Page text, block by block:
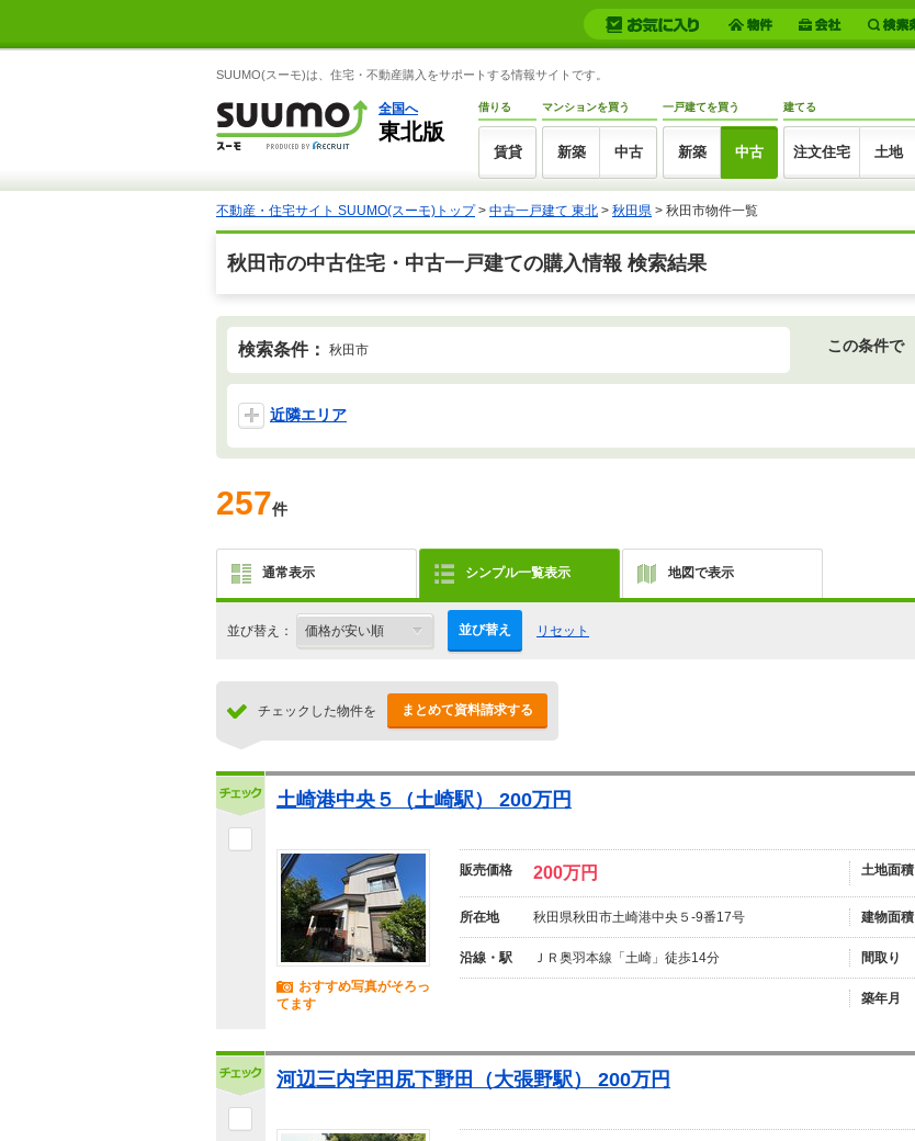
SUUMO(スーモ)は、住宅・不動産購入をサポートする情報サイトです。
全国へ
東北版
借りる
賃貸
マンションを買う
新築 中古
一戸建てを買う
新築 中古
建てる
注文住宅 土地
不動産・住宅サイト SUUMO(スーモ)トップ> 中古一戸建て 東北 > 秋田県 > 秋田市物件一覧
秋田市の中古住宅・中古一戸建ての購入情報 検索結果
検索条件： 秋田市 この条件で
近隣エリア
257件
通常表示 シンプル一覧表示 地図で表示
並び替え： 並び替え リセット
チェックした物件を まとめて資料請求する
土崎港中央５（土崎駅） 200万円
おすすめ写真がそろっ
てます
販売価格 200万円 土地面積
所在地 秋田県秋田市土崎港中央５-9番17号 建物面積
沿線・駅 ＪＲ奥羽本線「土崎」徒歩14分 間取り
築年月
河辺三内字田尻下野田（大張野駅） 200万円